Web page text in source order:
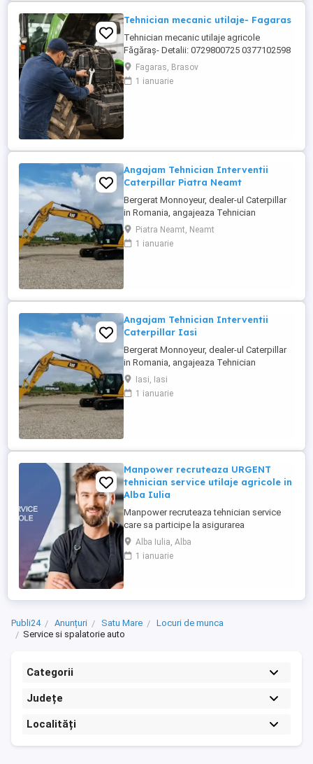
Tehnician mecanic utilaje- Fagaras
Tehnician mecanic utilaje agricole
Făgăraș- Detalii: 0729800725 0377102598
Locație: Făgăraș, județul Brașov Program:
Luni Vineri, 08:00 17:00 Despre rol Căutăm
un tehnician pentru utilaje agricole,
Fagaras, Brasov
1 ianuarie
Angajam Tehnician Interventii
Caterpillar Piatra Neamt
Bergerat Monnoyeur, dealer-ul Caterpillar
in Romania, angajeaza Tehnician
Electromecanic pentru interventii pe teren.
Pozitiile sunt cadrul diviziei de utilaje
Caterpillar. Zona pentru care recrutam este
Piatra Neamt, Neamt
1 ianuarie
Angajam Tehnician Interventii
Caterpillar Iasi
Bergerat Monnoyeur, dealer-ul Caterpillar
in Romania, angajeaza Tehnician
Electromecanic pentru interventii pe teren.
Pozitiile sunt cadrul diviziei de utilaje
Caterpillar sau in cadrul diviziei de
Iasi, Iasi
1 ianuarie
Manpower recruteaza URGENT
tehnician service utilaje agricole in
Alba Iulia
Manpower recruteaza tehnician service
care sa participe la asigurarea
mentenantei, diagnosticarii si repararii
utilajelor agricole (ex: tractoare, combine),
astfel incat acestea sa functioneze la
(mecanica, electrica, ...
Alba Iulia, Alba
1 ianuarie
Publi24 Anunțuri Satu Mare
Locuri de munca
Service si spalatorie auto
Categorii
Județe
Localități